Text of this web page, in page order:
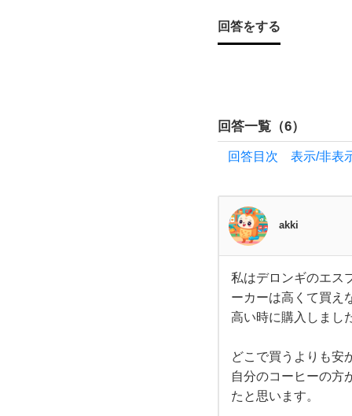
パ
ー
ル
で
買
う
べ
き
商
回答をする
回答一覧（6）
回答目次 表示/非表
akki
私は
デロ
ンギ
のエ
レッ
ソが
出る
プの
私はデロンギのエス
ーカーは高くて買え
高い時に購入しまし
どこで買うよりも安
自分のコーヒーの方
たと思います。